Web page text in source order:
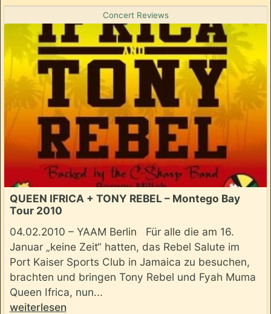
Concert Reviews
QUEEN IFRICA + TONY REBEL – Montego Bay
Tour 2010
04.02.2010 – YAAM Berlin Für alle die am 16.
Januar „keine Zeit“ hatten, das Rebel Salute im
Port Kaiser Sports Club in Jamaica zu besuchen,
brachten und bringen Tony Rebel und Fyah Muma
Queen Ifrica, nun...
weiterlesen